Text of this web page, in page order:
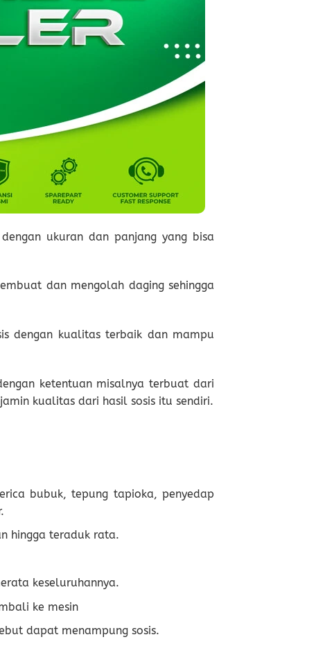
ukuran dan panjang yang bisa
dan mengolah daging sehingga
dengan kualitas terbaik dan mampu
ketentuan misalnya terbuat dari
kualitas dari hasil sosis itu sendiri.
bubuk, tepung tapioka, penyedap
hingga teraduk rata.
keseluruhannya.
ke mesin
dapat menampung sosis.